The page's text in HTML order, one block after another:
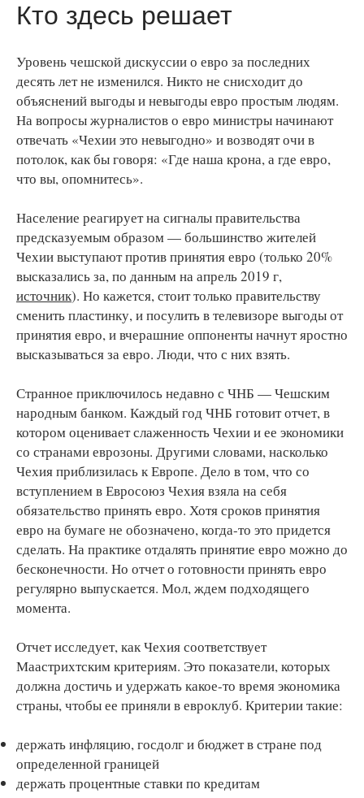
Кто здесь решает
Уровень чешской дискуссии о евро за последних
десять лет не изменился. Никто не снисходит до
объяснений выгоды и невыгоды евро простым людям.
На вопросы журналистов о евро министры начинают
отвечать «Чехии это невыгодно» и возводят очи в
потолок, как бы говоря: «Где наша крона, а где евро,
что вы, опомнитесь».
Население реагирует на сигналы правительства
предсказуемым образом — большинство жителей
Чехии выступают против принятия евро (только 20%
высказались за, по данным на апрель 2019 г,
источник). Но кажется, стоит только правительству
сменить пластинку, и посулить в телевизоре выгоды от
принятия евро, и вчерашние оппоненты начнут яростно
высказываться за евро. Люди, что с них взять.
Странное приключилось недавно с ЧНБ — Чешским
народным банком. Каждый год ЧНБ готовит отчет, в
котором оценивает слаженность Чехии и ее экономики
со странами еврозоны. Другими словами, насколько
Чехия приблизилась к Европе. Дело в том, что со
вступлением в Евросоюз Чехия взяла на себя
обязательство принять евро. Хотя сроков принятия
евро на бумаге не обозначено, когда-то это придется
сделать. На практике отдалять принятие евро можно до
бесконечности. Но отчет о готовности принять евро
регулярно выпускается. Мол, ждем подходящего
момента.
Отчет исследует, как Чехия соответствует
Маастрихтским критериям. Это показатели, которых
должна достичь и удержать какое-то время экономика
страны, чтобы ее приняли в евроклуб. Критерии такие:
держать инфляцию, госдолг и бюджет в стране под
определенной границей
держать процентные ставки по кредитам